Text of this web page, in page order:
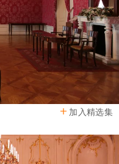
加入精选集